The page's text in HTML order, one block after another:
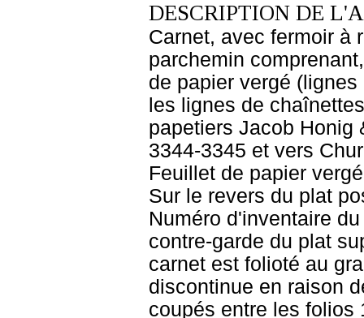
DESCRIPTION DE
Carnet, avec fermoir à
parchemin
de papier vergé
les lignes de
papetiers Jacob Honig
3344-3345 et vers
Feuillet de papier
Sur le revers du plat
Numéro d'inventaire
contre-garde du plat
carnet est folioté au
discontinue en raison
coupés entre les folios